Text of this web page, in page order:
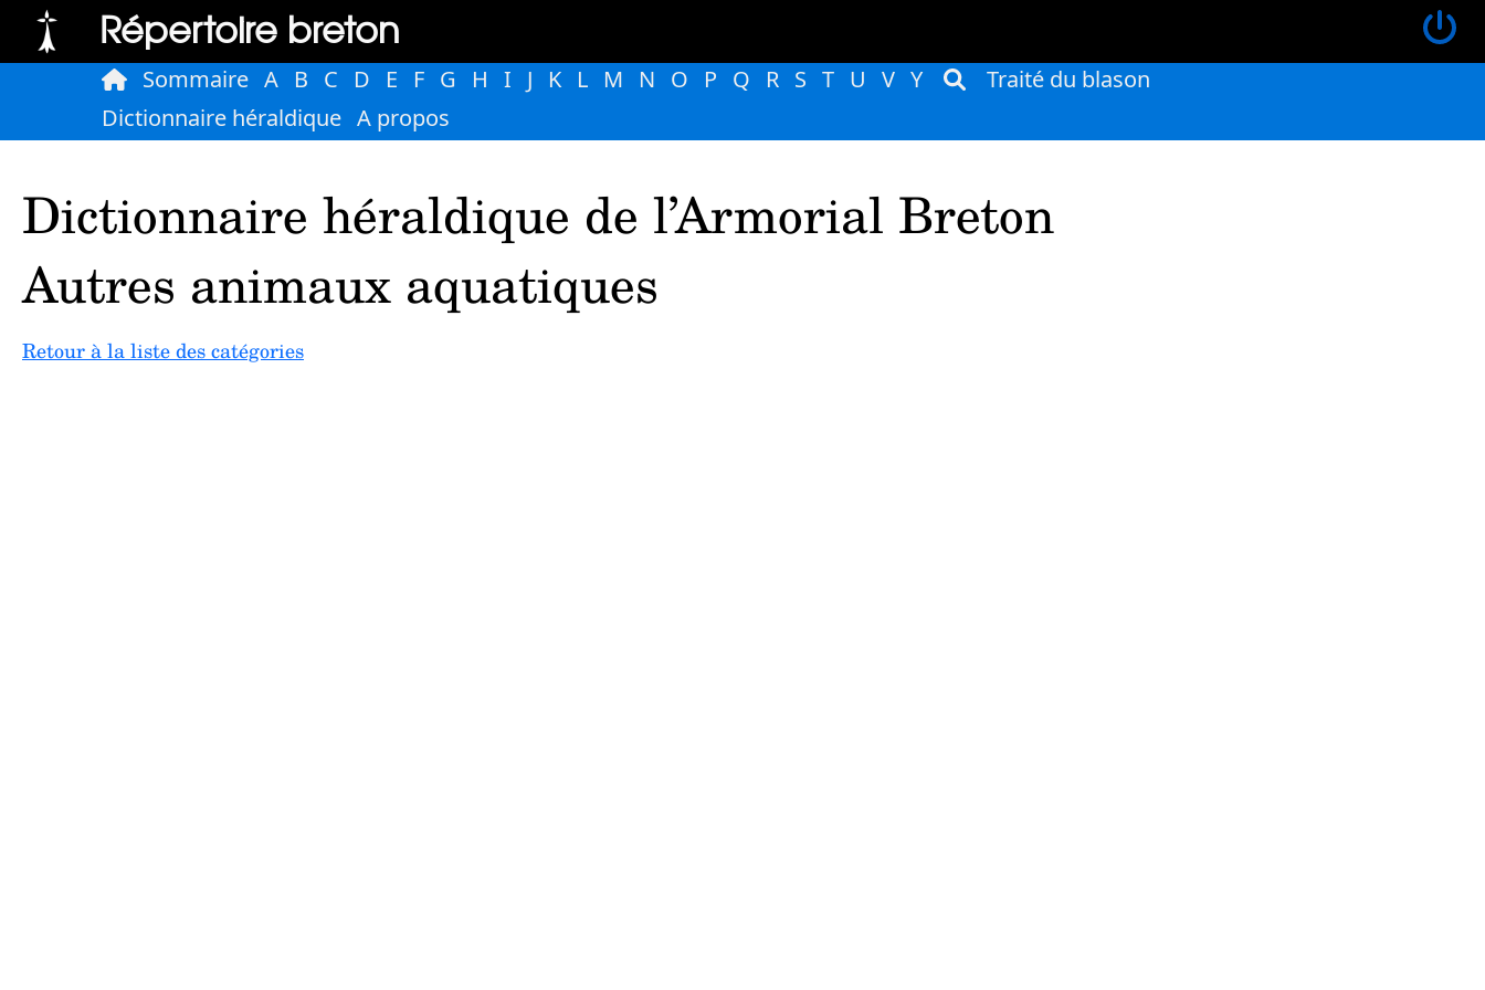
Répertoire breton
Sommaire A B C D E F G H I J K L M N O P Q R S T U V Y
Traité du blason
Dictionnaire héraldique A propos
Dictionnaire héraldique de l’Armorial Breton
Autres animaux aquatiques
Retour à la liste des catégories